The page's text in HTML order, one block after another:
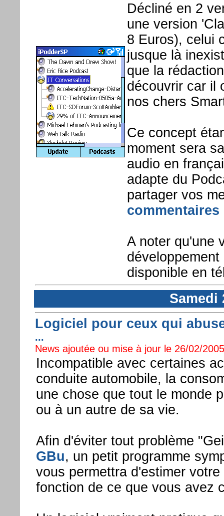
Décliné en 2
une version
8 Euros), celui
jusque là
que la
découvrir car il
nos chers
Ce concept
moment sera
audio en
adapte du
partager vos
commentaires
A noter qu'une
disponible en
Samedi
Logiciel pour ceux qui
...
News ajoutée ou mise à jour le 26/02/
Incompatible avec certaines
conduite automobile, la
une chose que tout le monde
ou à un autre de sa vie.
Afin d'éviter tout problème
GBu, un petit programme
vous permettra d'estimer
fonction de ce que vous avez